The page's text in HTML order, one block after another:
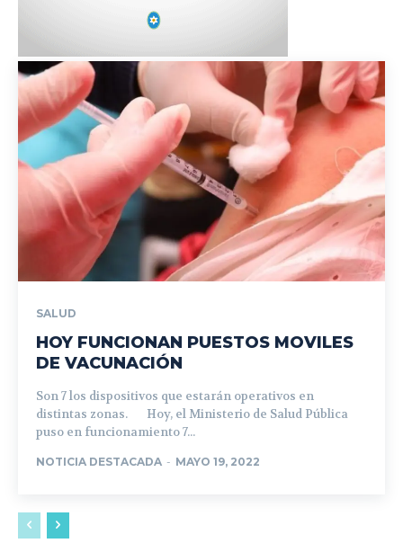
SALUD
HOY FUNCIONAN PUESTOS MOVILES
DE VACUNACIÓN
Son 7 los dispositivos que estarán operativos en
distintas zonas. Hoy, el Ministerio de Salud Pública
puso en funcionamiento 7...
NOTICIA DESTACADA - MAYO 19, 2022